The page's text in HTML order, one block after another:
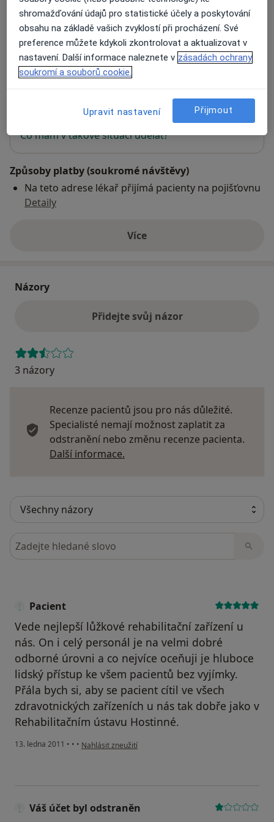
Odborný léčebný rehabilitační ústav
Husitská 352, Hostinné543 71
Přiblížit mapu
Na této adrese online kalendář není aktivní
Co mám v takové situaci udělat?
Způsoby platby (soukromé návštěvy)
Na teto adrese lékař přijímá pacienty na pojišťovnu
Detaily
Víceo adrese
Názory
Přidejte svůj názor
3 názory
Recenze pacientů jsou pro nás důležité.
Specialisté nemají možnost zaplatit za
odstranění nebo změnu recenze pacienta.
Další informace.
Hledejte v názorech
Pacient
Vede nejlepší lůžkové rehabilitační zařízení u
nás. On i celý personál je na velmi dobré
odborné úrovni a co nejvíce oceňuji je hluboce
lidský přístup ke všem pacientů bez vyjímky.
Přála bych si, aby se pacient cítil ve všech
zdravotnických zařízeních u nás tak dobře jako v
Rehabilitačním ústavu Hostinné.
13. ledna 2011 • • • podle názoru uživatele Pacient
Nahlásit zneužití
Váš účet byl odstraněn
shromažďování údajů pro statistické účely a poskytování
obsahu na základě vašich zvyklostí při procházení. Své
preference můžete kdykoli zkontrolovat a aktualizovat v
nastavení. Další informace naleznete v zásadách ochrany
soukromí a souborů cookie.
Upravit nastavení Přijmout